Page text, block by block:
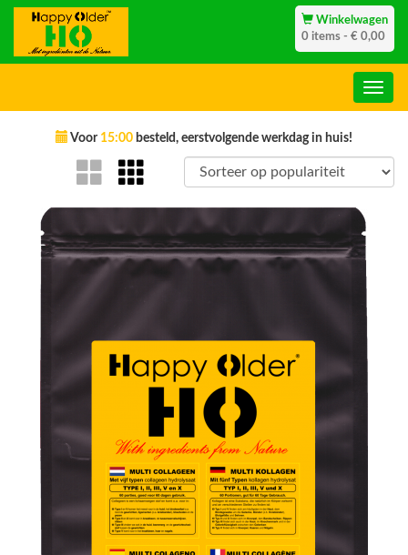
Winkelwagen
0 items - € 0,00
Voor 15:00 besteld, eerstvolgende werkdag in huis!